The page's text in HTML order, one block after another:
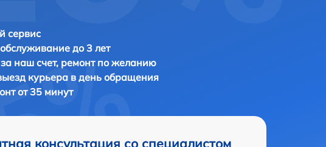
сервис
до 3 лет
наш счет, ремонт по желанию
курьера в день обращения
от 35 минут
консультация со специалистом